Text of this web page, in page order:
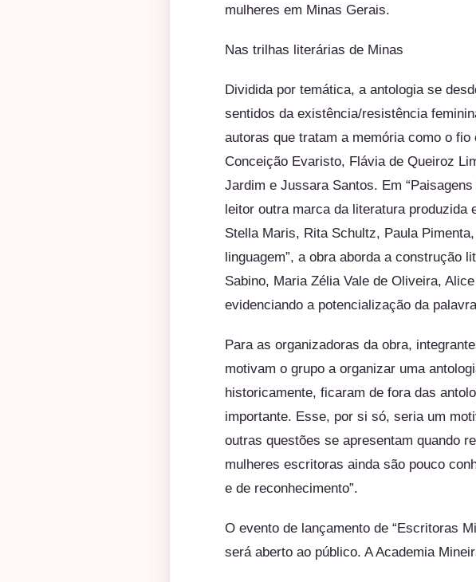
mulheres em Minas Gerais.
Nas trilhas literárias de Minas
Dividida por temática, a antologia se
sentidos da existência/resistência
autoras que tratam a memória como o
Conceição Evaristo, Flávia de Queiroz
Jardim e Jussara Santos. Em
leitor outra marca da literatura produzida
Stella Maris, Rita Schultz, Paula
linguagem”, a obra aborda a construção
Sabino, Maria Zélia Vale de Oliveira,
evidenciando a potencialização da
Para as organizadoras da obra,
motivam o grupo a organizar uma
historicamente, ficaram de fora das
importante. Esse, por si só, seria um
outras questões se apresentam quando
mulheres escritoras ainda são pouco
e de reconhecimento”.
O evento de lançamento de “Escritoras
será aberto ao público. A Academia